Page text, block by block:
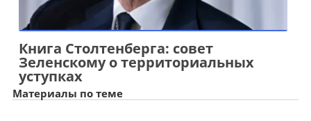
Книга Столтенберга: совет
Зеленскому о территориальных
уступках
Материалы по теме